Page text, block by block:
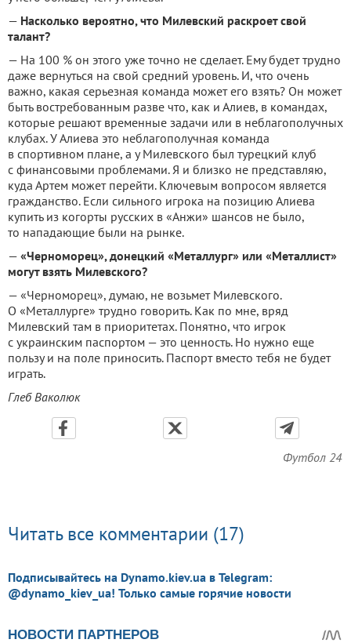
— Насколько вероятно, что Милевский раскроет свой
талант?
— На 100 % он этого уже точно не сделает. Ему будет трудно
даже вернуться на свой средний уровень. И, что очень
важно, какая серьезная команда может его взять? Он может
быть востребованным разве что, как и Алиев, в командах,
которые решают временные задачи или в неблагополучных
клубах. У Алиева это неблагополучная команда
в спортивном плане, а у Милевского был турецкий клуб
с финансовыми проблемами. Я и близко не представляю,
куда Артем может перейти. Ключевым вопросом является
гражданство. Если сильного игрока на позицию Алиева
купить из когорты русских в «Анжи» шансов не было,
то нападающие были на рынке.
— «Черноморец», донецкий «Металлург» или «Металлист»
могут взять Милевского?
— «Черноморец», думаю, не возьмет Милевского.
О «Металлурге» трудно говорить. Как по мне, вряд
Милевский там в приоритетах. Понятно, что игрок
с украинским паспортом — это ценность. Но нужно еще
пользу и на поле приносить. Паспорт вместо тебя не будет
играть.
Глеб Ваколюк
Футбол 24
Читать все комментарии (17)
Подписывайтесь на Dynamo.kiev.ua в Telegram:
@dynamo_kiev_ua! Только самые горячие новости